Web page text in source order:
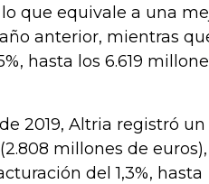
que equivale a una
anterior, mientras
hasta los 6.619
2019, Altria registró un
millones de
del 1,3%, hasta